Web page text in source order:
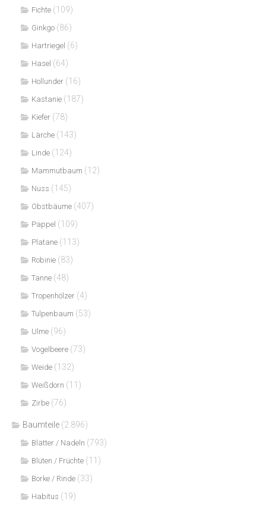
Fichte (109)
Ginkgo (86)
Hartriegel (6)
Hasel (64)
Hollunder (16)
Kastanie (187)
Kiefer (78)
Lärche (143)
Linde (124)
Mammutbaum (12)
Nuss (145)
Obstbäume (407)
Pappel (109)
Platane (113)
Robinie (83)
Tanne (48)
Tropenhölzer (4)
Tulpenbaum (53)
Ulme (96)
Vogelbeere (73)
Weide (132)
Weißdorn (11)
Zirbe (76)
Baumteile (2.896)
Blätter / Nadeln (793)
Blüten / Früchte (11)
Borke / Rinde (33)
Habitus (19)